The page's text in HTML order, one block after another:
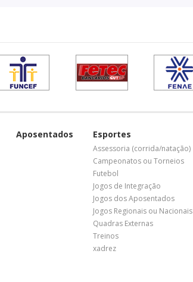
Aposentados Esportes
Assessoria (corrida/natação)
Campeonatos ou Torneios
Futebol
Jogos de Integração
Jogos dos Aposentados
Jogos Regionais ou Nacionais
Quadras Externas
Treinos
xadrez